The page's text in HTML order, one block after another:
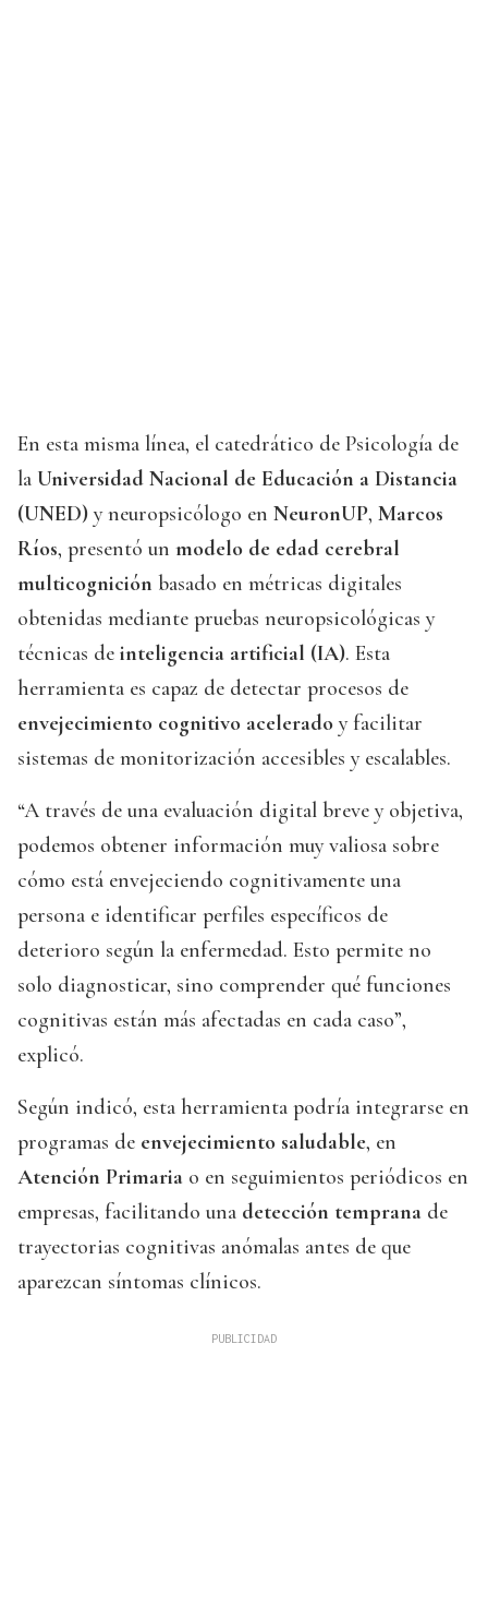
En esta misma línea, el catedrático de Psicología de
la Universidad Nacional de Educación a Distancia
(UNED) y neuropsicólogo en NeuronUP, Marcos
Ríos, presentó un modelo de edad cerebral
multicognición basado en métricas digitales
obtenidas mediante pruebas neuropsicológicas y
técnicas de inteligencia artificial (IA). Esta
herramienta es capaz de detectar procesos de
envejecimiento cognitivo acelerado y facilitar
sistemas de monitorización accesibles y escalables.
“A través de una evaluación digital breve y objetiva,
podemos obtener información muy valiosa sobre
cómo está envejeciendo cognitivamente una
persona e identificar perfiles específicos de
deterioro según la enfermedad. Esto permite no
solo diagnosticar, sino comprender qué funciones
cognitivas están más afectadas en cada caso”,
explicó.
Según indicó, esta herramienta podría integrarse en
programas de envejecimiento saludable, en
Atención Primaria o en seguimientos periódicos en
empresas, facilitando una detección temprana de
trayectorias cognitivas anómalas antes de que
aparezcan síntomas clínicos.